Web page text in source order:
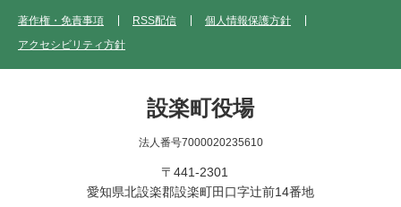
著作権・免責事項 RSS配信
個人情報保護方針
アクセシビリティ方針
設楽町役場
法人番号7000020235610
〒441-2301
愛知県北設楽郡設楽町田口字辻前14番地